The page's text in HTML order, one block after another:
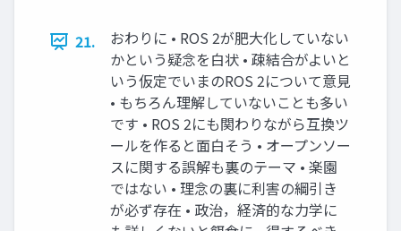
21.
おわりに • ROS 2が肥大化していない
かという疑念を白状 • 疎結合がよいと
いう仮定でいまのROS 2について意見
• もちろん理解していないことも多い
です • ROS 2にも関わりながら互換ツ
ールを作ると面白そう • オープンソー
スに関する誤解も裏のテーマ • 楽園
ではない • 理念の裏に利害の綱引き
が必ず存在 • 政治，経済的な力学に